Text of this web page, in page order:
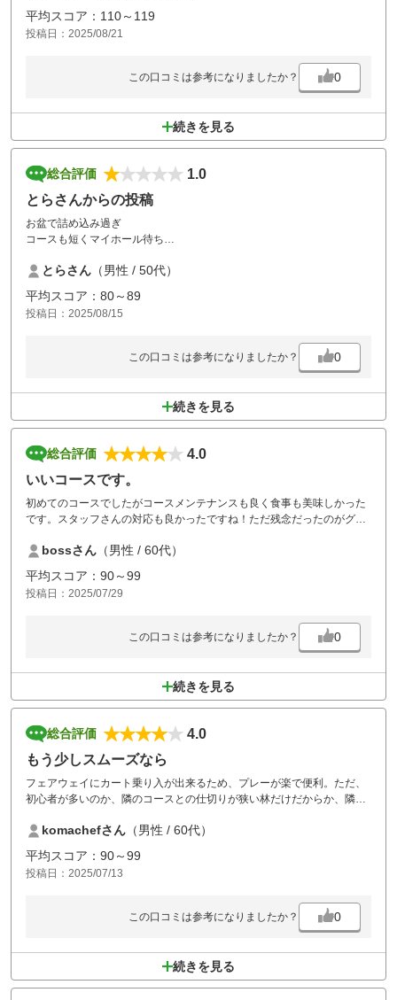
平均スコア：110～119
投稿日：2025/08/21
この口コミは参考になりましたか？ 0
続きを見る
総合評価
1.0
とらさんからの投稿
お盆で詰め込み過ぎ
コースも短くマイホール待ち
とらさん （男性 / 50代）
平均スコア：80～89
投稿日：2025/08/15
この口コミは参考になりましたか？ 0
続きを見る
総合評価
4.0
いいコースです。
初めてのコースでしたがコースメンテナンスも良く食事も美味しかった
です。スタッフさんの対応も良かったですね！ただ残念だったのがグリ
らパッティング 同伴者も呆れていました。
またティーグランドも目土がされておらずマイホール目土してからのテ
ィーショットでした。
毎ホール待たされますが前の組との安全を考えるのはいい事ですが、テ
が工夫すればプレイファーストになるのにと思いました。
ですが楽しくラウンド出来ました。ありがとうございました。
bossさん （男性 / 60代）
平均スコア：90～99
投稿日：2025/07/29
この口コミは参考になりましたか？ 0
続きを見る
総合評価
4.0
もう少しスムーズなら
フェアウェイにカート乗り入が出来るため、プレーが楽で便利。ただ、
初心者が多いのか、隣のコースとの仕切りが狭い林だけだからか、隣か
且つマイホールほぼ待ち時間があり、ハーフ3時間掛しっかり掛かるの
で間延びするのが興醒め。
komachefさん （男性 / 60代）
平均スコア：90～99
投稿日：2025/07/13
この口コミは参考になりましたか？ 0
続きを見る